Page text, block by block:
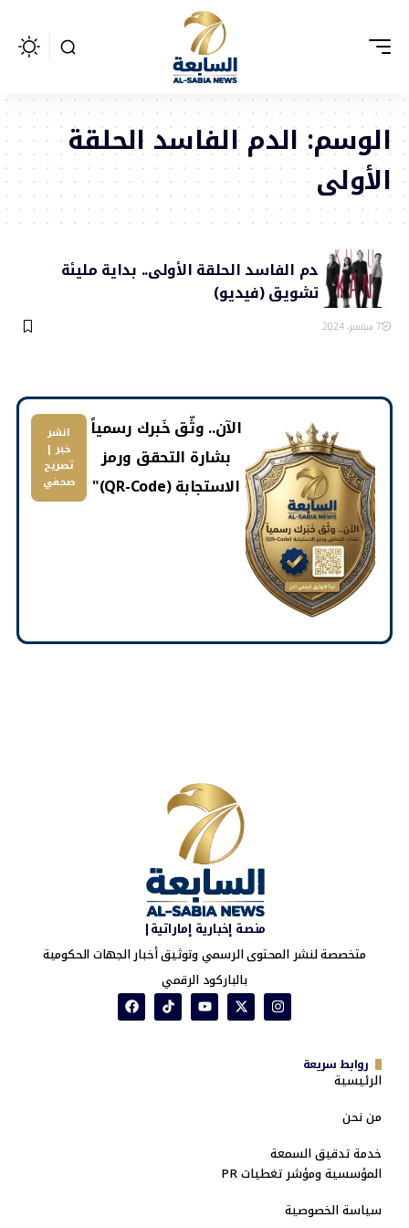
الوسم: الدم الفاسد الحلقة
الأولى
مسلسل الدم الفاسد الحلقة الأولى.. بداية مليئة
بالإثارة والتشويق (فيديو)
7 سبتمبر، 2024
​الآن.. وثّق خَبرك رسمياً
بشارة التحقق ورمز
الاستجابة (QR-Code)"
انشر
خبر |
تصريح
صحفي
منصة إخبارية إماراتية|
متخصصة لنشر المحتوى الرسمي وتوثيق أخبار الجهات الحكومية
بالباركود الرقمي
روابط سريعة
الرئيسية
من نحن
خدمة تدقيق السمعة
المؤسسية ومؤشر تغطيات PR
سياسة الخصوصية